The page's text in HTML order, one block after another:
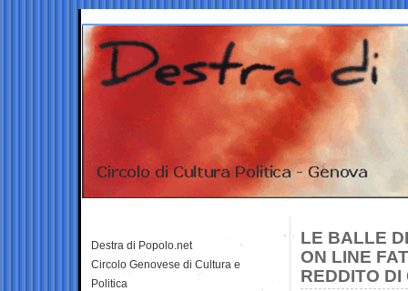
LE BALLE
ON LINE
REDDITO
Destra di Popolo.net
Circolo Genovese di Cultura e
Politica